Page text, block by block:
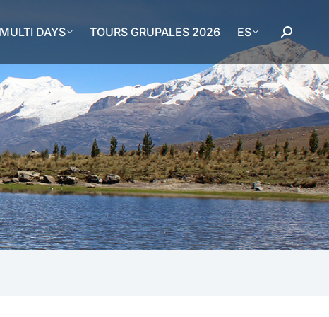
MULTI DAYS TOURS GRUPALES 2026 ES